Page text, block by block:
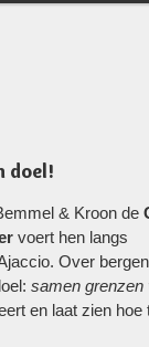
doel!
& Kroon de
voert hen langs
Over
samen grenzen
en laat zien hoe